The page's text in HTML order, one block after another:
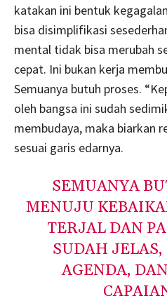
katakan ini bentuk
bisa disimplifikasi
mental tidak bisa merubah
cepat. Ini bukan kerja
Semuanya butuh proses.
oleh bangsa ini sudah
membudaya, maka biarkan
sesuai garis edarnya.
SEMUANYA
MENUJU
TERJAL DAN
SUDAH
AGENDA,